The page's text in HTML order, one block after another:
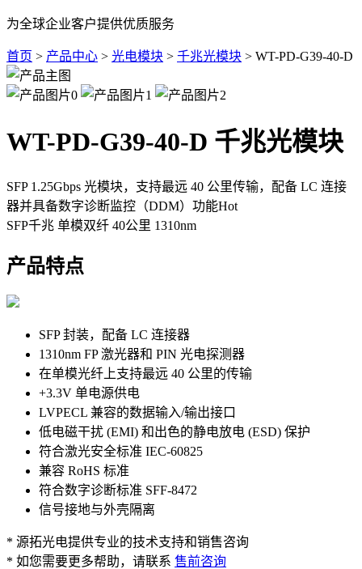
为全球企业客户提供优质服务
首页 > 产品中心 > 光电模块 > 千兆光模块 > WT-PD-G39-40-D
WT-PD-G39-40-D 千兆光模块
SFP 1.25Gbps 光模块，支持最远 40 公里传输，配备 LC 连接
器并具备数字诊断监控（DDM）功能Hot
SFP千兆 单模双纤 40公里 1310nm
产品特点
SFP 封装，配备 LC 连接器
1310nm FP 激光器和 PIN 光电探测器
在单模光纤上支持最远 40 公里的传输
+3.3V 单电源供电
LVPECL 兼容的数据输入/输出接口
低电磁干扰 (EMI) 和出色的静电放电 (ESD) 保护
符合激光安全标准 IEC-60825
兼容 RoHS 标准
符合数字诊断标准 SFF-8472
信号接地与外壳隔离
* 源拓光电提供专业的技术支持和销售咨询
* 如您需要更多帮助，请联系 售前咨询